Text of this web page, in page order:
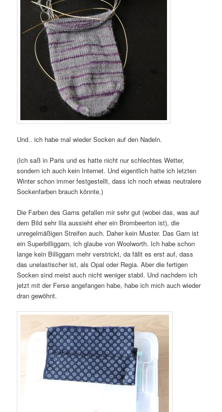
Und.. ich habe mal wieder Socken auf den Nadeln.
(Ich saß in Paris und es hatte nicht nur schlechtes Wetter,
sondern ich auch kein Internet. Und eigentlich hatte ich letzten
Winter schon immer festgestellt, dass ich noch etwas neutralere
Sockenfarben brauch könnte.)
Die Farben des Garns gefallen mir sehr gut (wobei das, was auf
dem Bild sehr lila aussieht eher ein Brombeerton ist), die
unregelmäßigen Streifen auch. Daher kein Muster. Das Garn ist
ein Superbilliggarn, ich glaube von Woolworth. Ich habe schon
lange kein Billiggarn mehr verstrickt, da fällt es erst auf, dass
das unelastischer ist, als Opal oder Regia. Aber die fertigen
Socken sind meist auch nicht weniger stabil. Und nachdem ich
jetzt mit der Ferse angefangen habe, habe ich mich auch wieder
dran gewöhnt.